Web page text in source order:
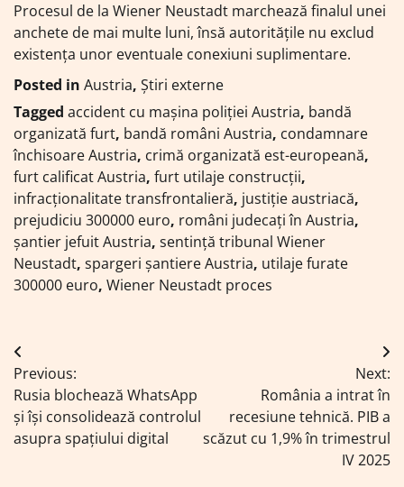
Procesul de la Wiener Neustadt marchează finalul unei
anchete de mai multe luni, însă autoritățile nu exclud
existența unor eventuale conexiuni suplimentare.
Posted in Austria, Știri externe
Tagged accident cu mașina poliției Austria, bandă
organizată furt, bandă români Austria, condamnare
închisoare Austria, crimă organizată est-europeană,
furt calificat Austria, furt utilaje construcții,
infracționalitate transfrontalieră, justiție austriacă,
prejudiciu 300000 euro, români judecați în Austria,
șantier jefuit Austria, sentință tribunal Wiener
Neustadt, spargeri șantiere Austria, utilaje furate
300000 euro, Wiener Neustadt proces
Navigare
în
articole
Previous:
Rusia blochează WhatsApp
și își consolidează controlul
asupra spațiului digital
Next:
România a intrat în
recesiune tehnică. PIB a
scăzut cu 1,9% în trimestrul
IV 2025